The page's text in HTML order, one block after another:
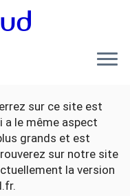
sur ce site est
a le même aspect
grands et est
sur notre site
la version